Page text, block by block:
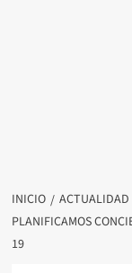
INICIO ACTUALIDAD
PLANIFICAMOS
19